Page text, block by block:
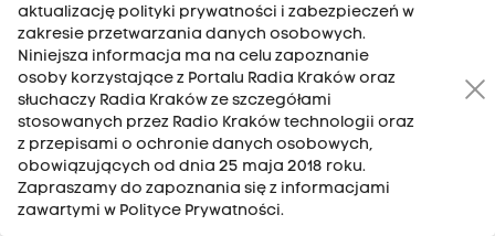
dwudziestu atrakcyjnych miejscowościach
regionu a także po raz pierwszy i
Podkarpacia odbyło się aż 40 koncertów
kameralnych, symfonicznych, chóralnych, a
także jazzowych w wykonaniu zarówno
uznanych gwiazd polskich i światowych scen
jak i młodych, szczególnie uzdolnionych
aktualizację polityki prywatności i zabezpieczeń w
zakresie przetwarzania danych osobowych.
Niniejsza informacja ma na celu zapoznanie
osoby korzystające z Portalu Radia Kraków oraz
słuchaczy Radia Kraków ze szczegółami
stosowanych przez Radio Kraków technologii oraz
z przepisami o ochronie danych osobowych,
obowiązujących od dnia 25 maja 2018 roku.
Zapraszamy do zapoznania się z informacjami
zawartymi w Polityce Prywatności.